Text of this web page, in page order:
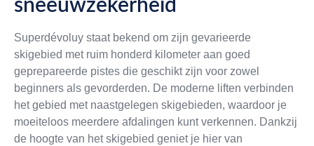
sneeuwzekerheid
Superdévoluy staat bekend om zijn gevarieerde
skigebied met ruim honderd kilometer aan goed
geprepareerde pistes die geschikt zijn voor zowel
beginners als gevorderden. De moderne liften verbinden
het gebied met naastgelegen skigebieden, waardoor je
moeiteloos meerdere afdalingen kunt verkennen. Dankzij
de hoogte van het skigebied geniet je hier van